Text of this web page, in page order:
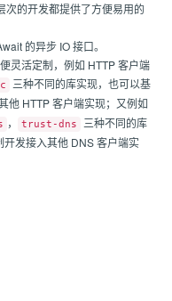
次的开发都提供了方便易用的
的异步 IO 接口。
灵活定制，例如 HTTP 客户端
三种不同的库实现，也可以基
他 HTTP 客户端实现；又例如
， trust-dns
三种不同的库
开发接入其他 DNS 客户端实